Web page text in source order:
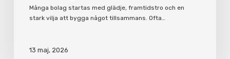
Många bolag startas med glädje, framtidstro och en
stark vilja att bygga något tillsammans. Ofta…
13 maj, 2026